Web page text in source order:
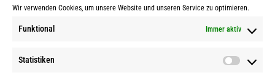
Wir verwenden Cookies, um unsere Website und unseren Service zu optimieren.
Funktional Immer aktiv
Statistiken
NEWSLETTER